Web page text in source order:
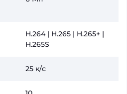
H.264 | H.265 | H.265+ |
H.265S
25 к/с